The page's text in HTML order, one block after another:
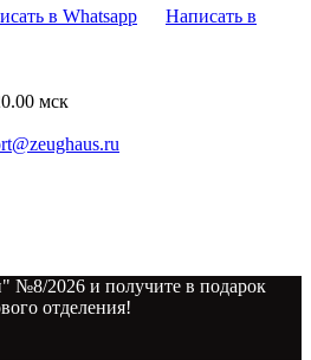
в Whatsapp
Написать в
мск
2026 и получите в подарок
отделения!